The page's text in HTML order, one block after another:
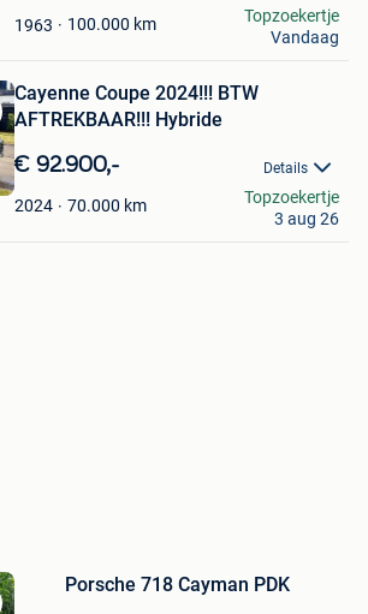
1963 100.000 km
Topzoekertje
Vandaag
Cayenne Coupe 2024!!! BTW
AFTREKBAAR!!! Hybride
€ 92.900,- Details
2024 70.000 km
Topzoekertje
3 aug 26
Porsche 718 Cayman PDK